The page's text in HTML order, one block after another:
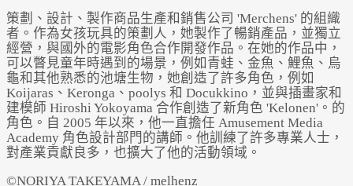
策劃、設計、製作商品生產和銷售公司 'Merchens' 的組織
者。作為女孩玩具的策劃人，她製作了暢銷產品，並獨立
經營，與國外的電影角色合作開發作品。在她的作品中，
可以瞥見童年時遇到的場景，例如青蛙、金魚、鯉魚、烏
龜和其他熟悉的池塘生物，她創造了許多角色，例如
Koijaras、Keronga、poolys 和 Docukkino，並與插畫家和
建模師 Hiroshi Yokoyama 合作創造了新角色 'Kelonen'。的
角色。自 2005 年以來，他一直擔任 Amusement Media
Academy 角色設計部門的講師。他訓練了許多專業人士，
對產業貢獻良多，也擴大了他的活動領域。
©NORIYA TAKEYAMA / melhenz